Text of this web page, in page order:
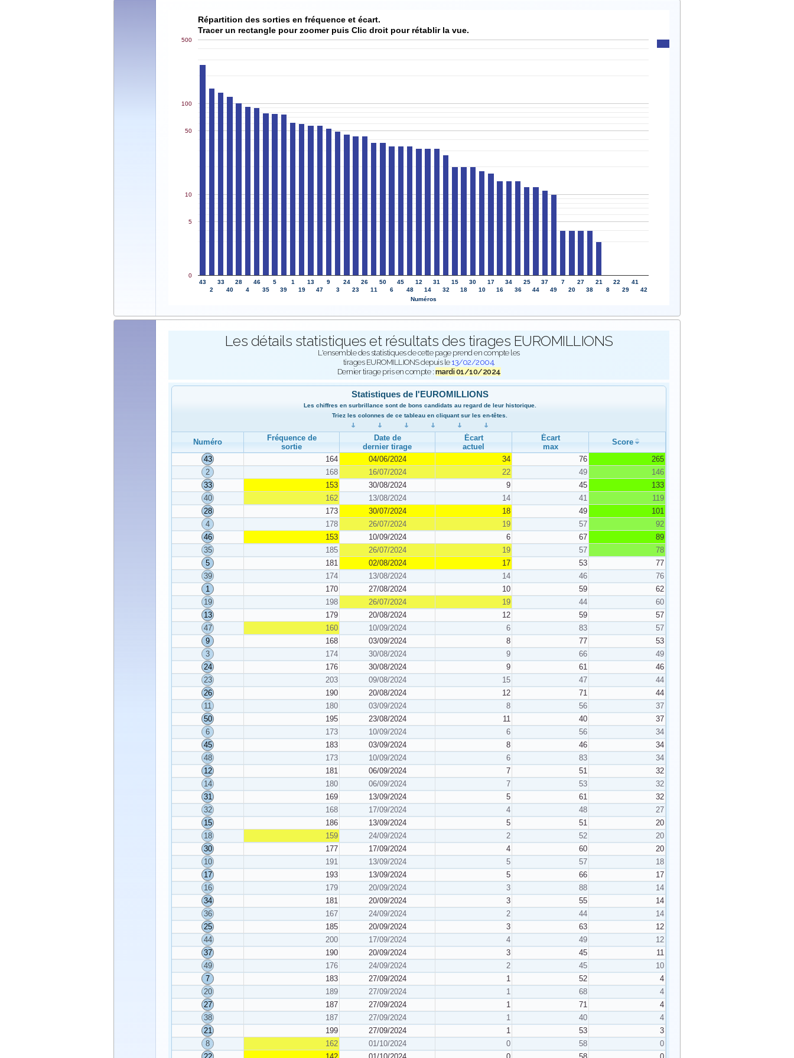
Répartition des sorties en fréquence et écart.
Tracer un rectangle pour zoomer puis Clic droit pour rétablir la vue.
43
2
33
40
28
4
46
35
5
39
1
19
13
47
9
3
24
23
26
11
50
6
45
48
12
14
31
32
15
18
30
10
17
16
34
36
25
44
37
49
7
20
27
38
21
8
22
29
41
42
0
5
10
50
100
500
Numéros
Les détails statistiques et résultats des tirages EUROMILLIONS
L'ensemble des statistiques de cette page prend en compte les
tirages EUROMILLIONS depuis le 13/02/2004.
Dernier tirage pris en compte : mardi 01/10/2024
Statistiques de l'EUROMILLIONS
Les chiffres en surbrillance sont de bons candidats au regard de leur historique.
Triez les colonnes de ce tableau en cliquant sur les en-têtes.
Numéro
Fréquence de
sortie
Date de
dernier tirage
Écart
actuel
Écart
max
Score
43
164 04/06/2024 34 76
265
2
168 16/07/2024 22 49
146
33
153 30/08/2024 9 45
133
40
162 13/08/2024 14 41
119
28
173 30/07/2024 18 49
101
4
178 26/07/2024 19 57
92
46
153 10/09/2024 6 67
89
35
185 26/07/2024 19 57
78
5
181 02/08/2024 17 53
77
39
174 13/08/2024 14 46
76
1
170 27/08/2024 10 59
62
19
198 26/07/2024 19 44
60
13
179 20/08/2024 12 59
57
47
160 10/09/2024 6 83
57
9
168 03/09/2024 8 77
53
3
174 30/08/2024 9 66
49
24
176 30/08/2024 9 61
46
23
203 09/08/2024 15 47
44
26
190 20/08/2024 12 71
44
11
180 03/09/2024 8 56
37
50
195 23/08/2024 11 40
37
6
173 10/09/2024 6 56
34
45
183 03/09/2024 8 46
34
48
173 10/09/2024 6 83
34
12
181 06/09/2024 7 51
32
14
180 06/09/2024 7 53
32
31
169 13/09/2024 5 61
32
32
168 17/09/2024 4 48
27
15
186 13/09/2024 5 51
20
18
159 24/09/2024 2 52
20
30
177 17/09/2024 4 60
20
10
191 13/09/2024 5 57
18
17
193 13/09/2024 5 66
17
16
179 20/09/2024 3 88
14
34
181 20/09/2024 3 55
14
36
167 24/09/2024 2 44
14
25
185 20/09/2024 3 63
12
44
200 17/09/2024 4 49
12
37
190 20/09/2024 3 45
11
49
176 24/09/2024 2 45
10
7
183 27/09/2024 1 52
4
20
189 27/09/2024 1 68
4
27
187 27/09/2024 1 71
4
38
187 27/09/2024 1 40
4
21
199 27/09/2024 1 53
3
8
162 01/10/2024 0 58
0